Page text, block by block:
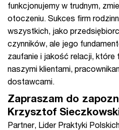
funkcjonujemy w trudnym,
otoczeniu. Sukces firm
wszystkich, jako
czynników, ale jego
zaufanie i jakość relacji, które
naszymi klientami,
dostawcami.
Zapraszam do
Krzysztof
Partner, Lider Praktyki